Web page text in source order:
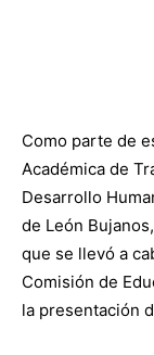
Como parte de
Académica de
Desarrollo
de León
que se llevó a
Comisión de
la presentación